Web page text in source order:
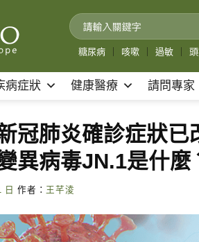
糖尿病 咳嗽 過敏
病症狀 健康醫療 請問專家
冠肺炎確診症狀
異病毒JN.1是什
日 作者： 王芊淩